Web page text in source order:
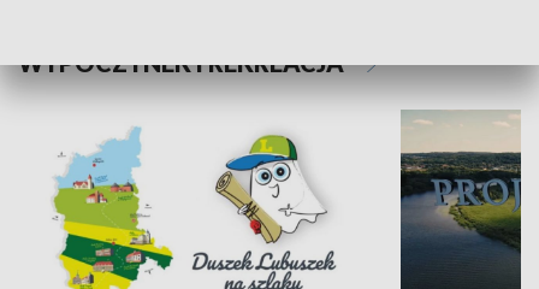
WYPOCZYNEK I REKREACJA